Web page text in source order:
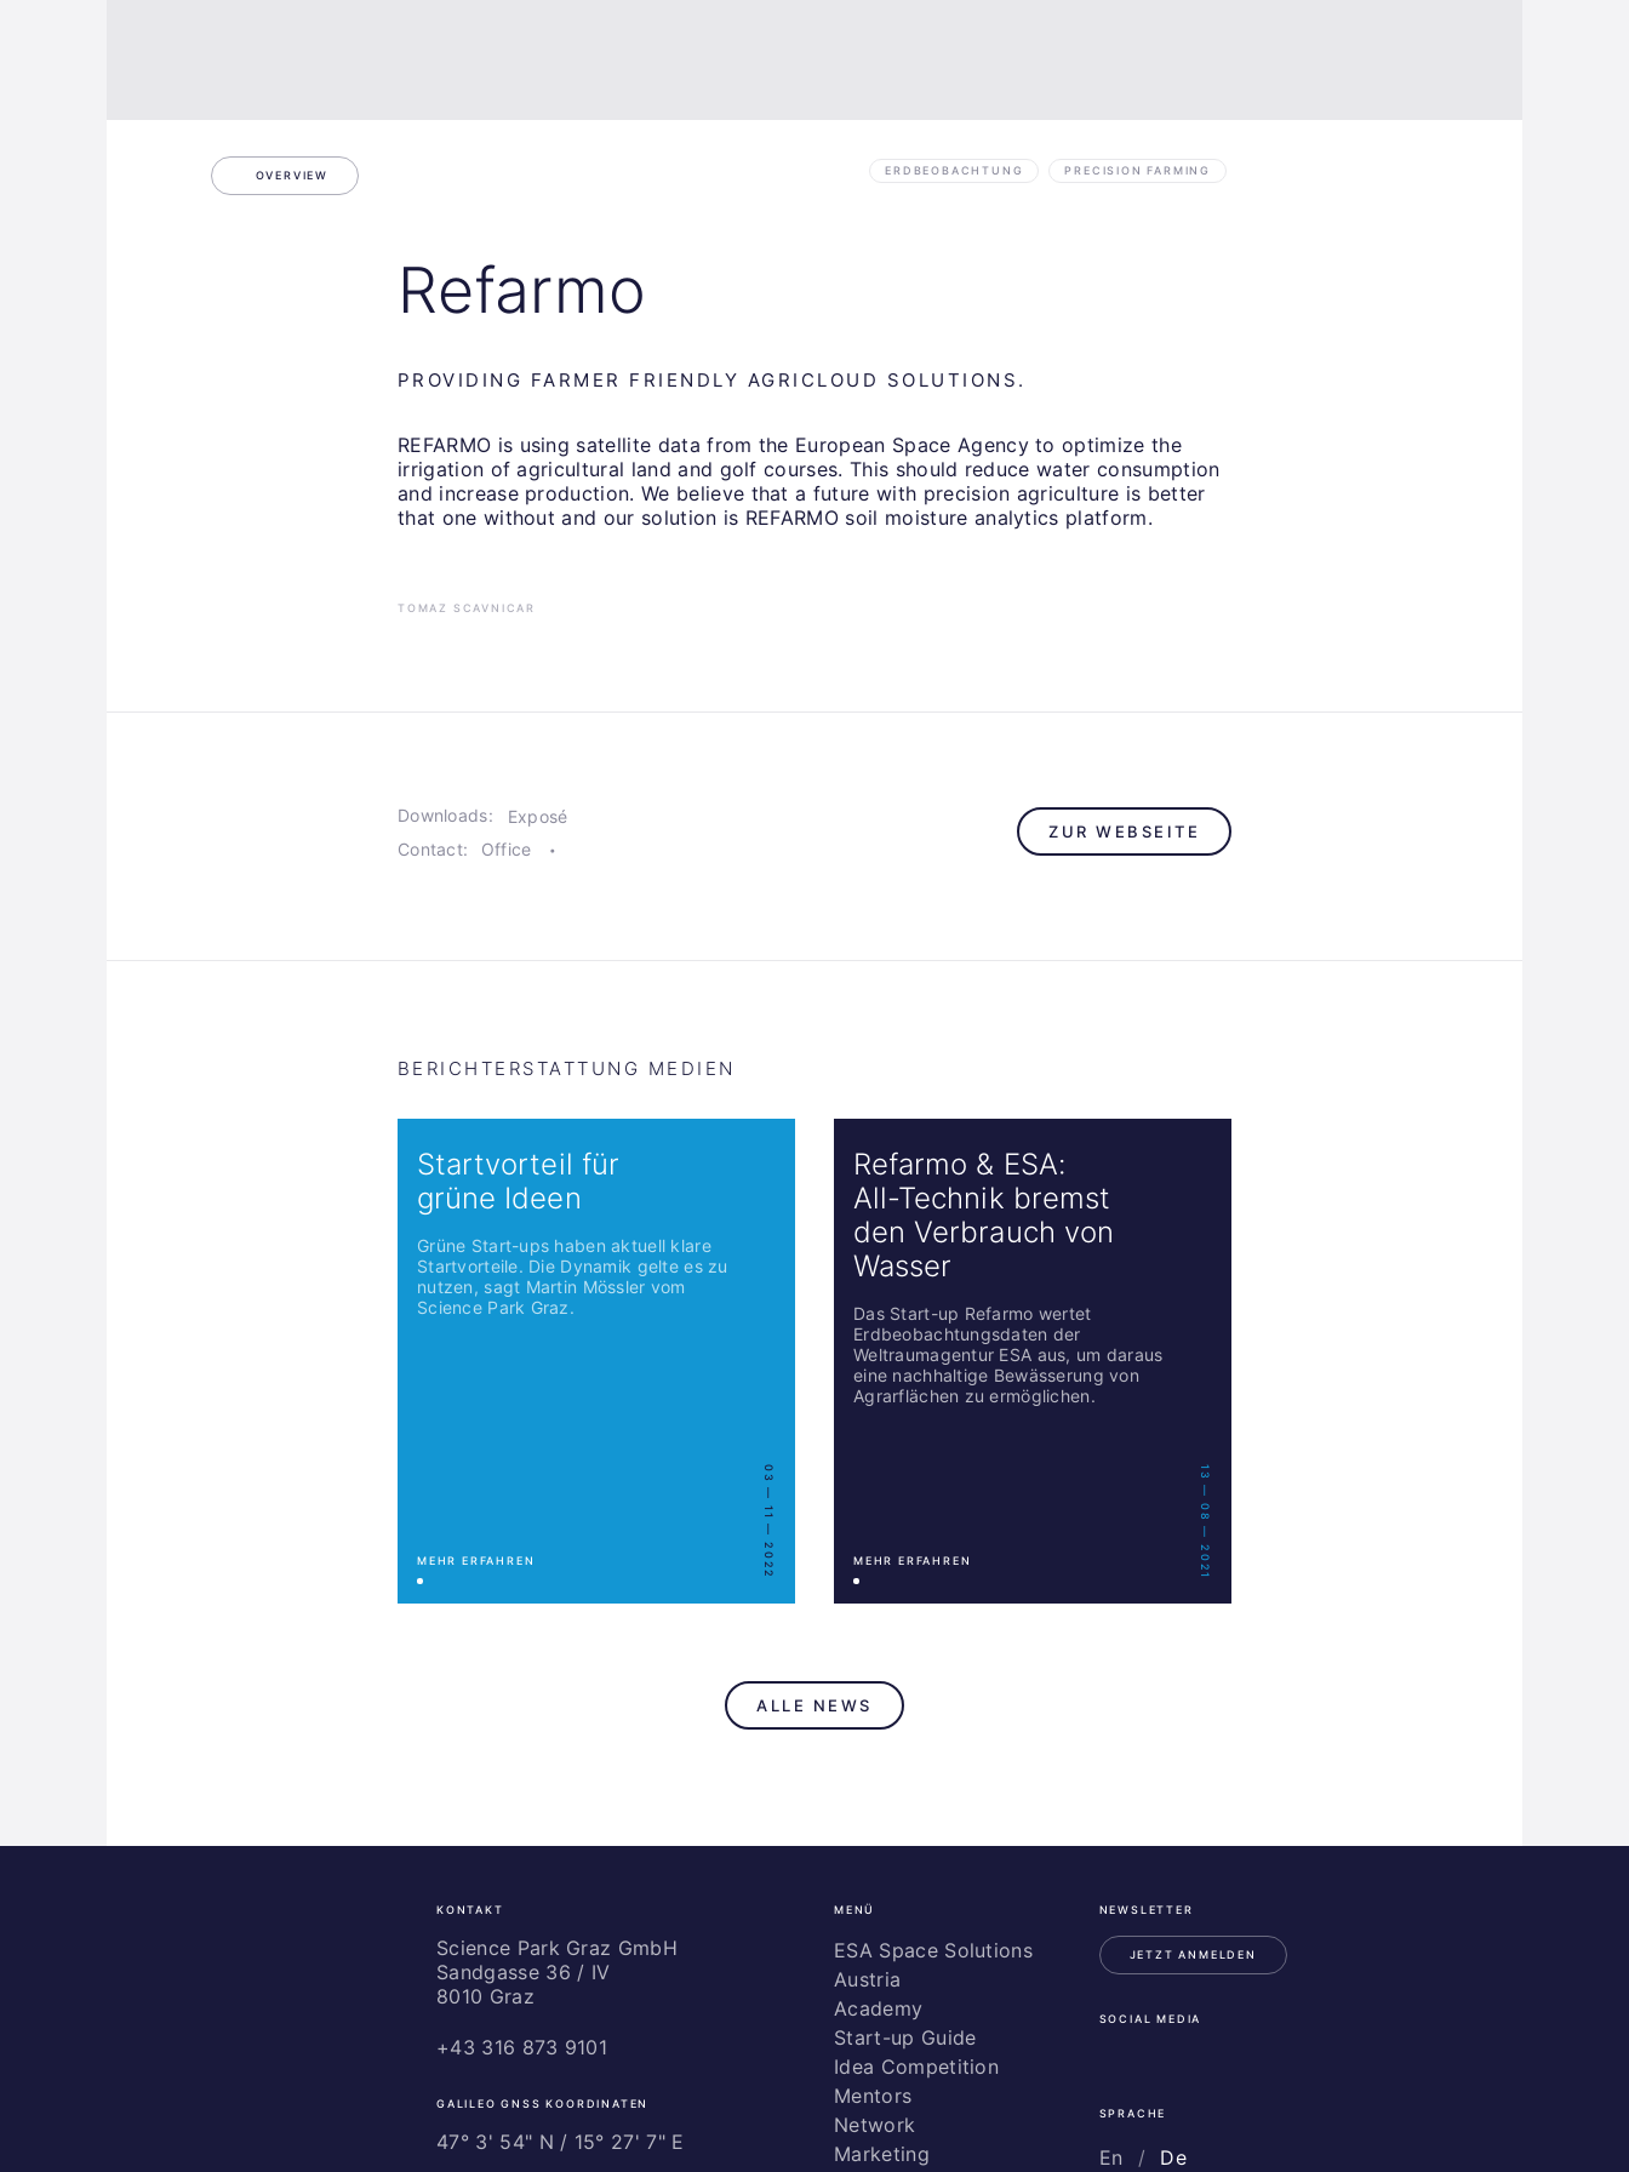
OVERVIEW ERDBEOBACHTUNG PRECISION FARMING
Refarmo
PROVIDING FARMER FRIENDLY AGRICLOUD SOLUTIONS.
REFARMO is using satellite data from the European Space Agency to optimize the
irrigation of agricultural land and golf courses. This should reduce water consumption
and increase production. We believe that a future with precision agriculture is better
that one without and our solution is REFARMO soil moisture analytics platform.
TOMAZ SCAVNICAR
Downloads:
Exposé
Contact:
Office
ZUR WEBSEITE
BERICHTERSTATTUNG MEDIEN
Startvorteil für
grüne Ideen
Grüne Start-ups haben aktuell klare
Startvorteile. Die Dynamik gelte es zu
nutzen, sagt Martin Mössler vom
Science Park Graz.
MEHR ERFAHREN 03 — 11 — 2022
Refarmo & ESA:
All-Technik bremst
den Verbrauch von
Wasser
Das Start-up Refarmo wertet
Erdbeobachtungsdaten der
Weltraumagentur ESA aus, um daraus
eine nachhaltige Bewässerung von
Agrarflächen zu ermöglichen.
MEHR ERFAHREN 13 — 08 — 2021
ALLE NEWS
KONTAKT
Science Park Graz GmbH
Sandgasse 36 / IV
8010 Graz
+43 316 873 9101
GALILEO GNSS KOORDINATEN
47° 3' 54" N / ­15° 27' 7" E
MENÜ
ESA Space Solutions
Austria
Academy
Start-up Guide
Idea Competition
Mentors
Network
Marketing
NEWSLETTER
JETZT ANMELDEN
SOCIAL MEDIA
SPRACHE
En De